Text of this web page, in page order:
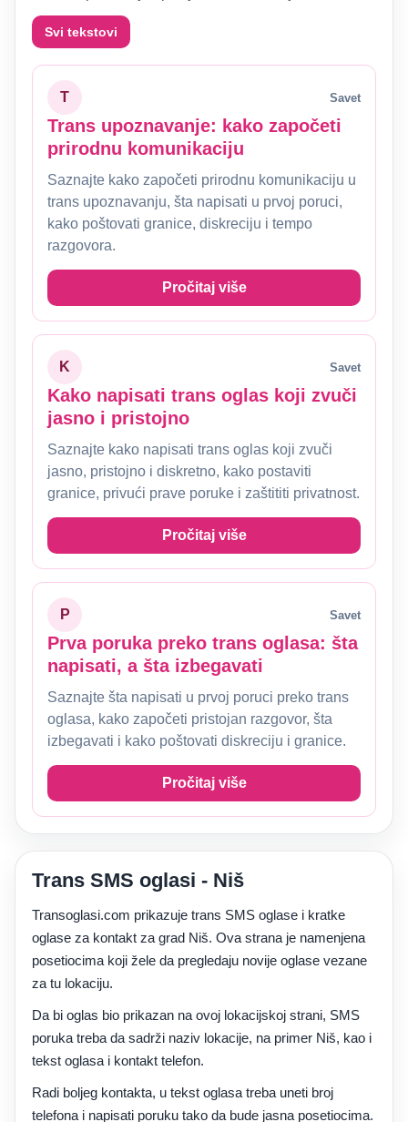
Svi tekstovi
T Savet
Trans upoznavanje: kako započeti
prirodnu komunikaciju
Saznajte kako započeti prirodnu komunikaciju u
trans upoznavanju, šta napisati u prvoj poruci,
kako poštovati granice, diskreciju i tempo
razgovora.
Pročitaj više
K Savet
Kako napisati trans oglas koji zvuči
jasno i pristojno
Saznajte kako napisati trans oglas koji zvuči
jasno, pristojno i diskretno, kako postaviti
granice, privući prave poruke i zaštititi privatnost.
Pročitaj više
P Savet
Prva poruka preko trans oglasa: šta
napisati, a šta izbegavati
Saznajte šta napisati u prvoj poruci preko trans
oglasa, kako započeti pristojan razgovor, šta
izbegavati i kako poštovati diskreciju i granice.
Pročitaj više
Trans SMS oglasi - Niš
Transoglasi.com prikazuje trans SMS oglase i kratke
oglase za kontakt za grad Niš. Ova strana je namenjena
posetiocima koji žele da pregledaju novije oglase vezane
za tu lokaciju.
Da bi oglas bio prikazan na ovoj lokacijskoj strani, SMS
poruka treba da sadrži naziv lokacije, na primer Niš, kao i
tekst oglasa i kontakt telefon.
Radi boljeg kontakta, u tekst oglasa treba uneti broj
telefona i napisati poruku tako da bude jasna posetiocima.